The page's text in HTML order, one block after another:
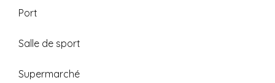
Port
Salle de sport
Supermarché